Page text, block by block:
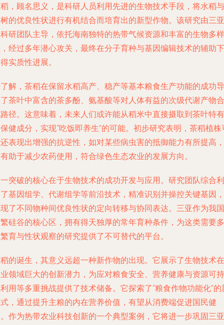
，顾名思义，是科研人员利用先进的生物技术手段，将水稻与
的优良性状进行有机结合而培育出的新型作物。该研究由三亚
研团队主导，依托海南独特的热带气候资源和丰富的生物多样
经过多年潜心攻关，最终在分子育种与基因编辑技术的辅助下
实质性进展。
解，茶稻在保留水稻高产、稳产等基本粮食生产功能的成功导
茶叶中富含的茶多酚、氨基酸等对人体有益的次级代谢产物合
径。这意味着，未来人们或许能从稻米中直接摄取到茶叶特有
健成分，实现“吃饭即养生”的可能。初步研究表明，茶稻植株
表现出增强的抗逆性，如对某些病虫害的抵御能力有所提高，
助于减少农药使用，符合绿色生态农业的发展方向。
突破的核心在于生物技术的成功开发与应用。研究团队综合利
基因组学、代谢组学等前沿技术，精准识别并操控关键基因，
了不同物种间优良性状的定向转移与协同表达。三亚作为我国
硅谷的核心区，拥有得天独厚的常年育种条件，为这类需要多
育与性状观察的研究提供了不可替代的平台。
的诞生，其意义远超一种新作物的出现。它展示了生物技术在
领域巨大的创新潜力，为应对粮食安全、营养健康与资源可持
用等多重挑战提供了技术储备。它探索了“粮食作物功能化”的
，通过提升主粮的内在营养价值，有望从消费端促进国民健
作为热带农业科技创新的一个典型案例，它将进一步巩固三亚